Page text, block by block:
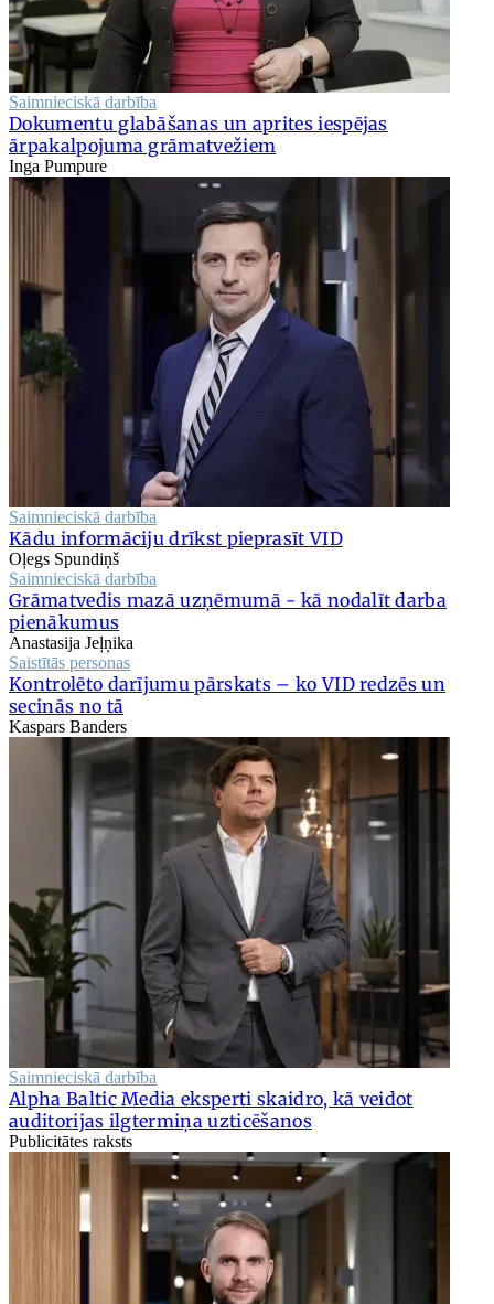
Saimnieciskā darbība
Dokumentu glabāšanas un aprites iespējas
ārpakalpojuma grāmatvežiem
Inga Pumpure
Saimnieciskā darbība
Kādu informāciju drīkst pieprasīt VID
Oļegs Spundiņš
Saimnieciskā darbība
Grāmatvedis mazā uzņēmumā - kā nodalīt darba
pienākumus
Anastasija Jeļņika
Saistītās personas
Kontrolēto darījumu pārskats – ko VID redzēs un
secinās no tā
Kaspars Banders
Saimnieciskā darbība
Alpha Baltic Media eksperti skaidro, kā veidot
auditorijas ilgtermiņa uzticēšanos
Publicitātes raksts